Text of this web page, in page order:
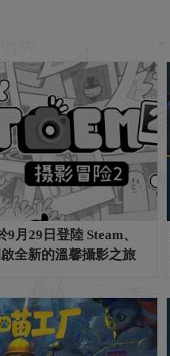
9月29日登陸 Steam、
全新的溫馨攝影之旅